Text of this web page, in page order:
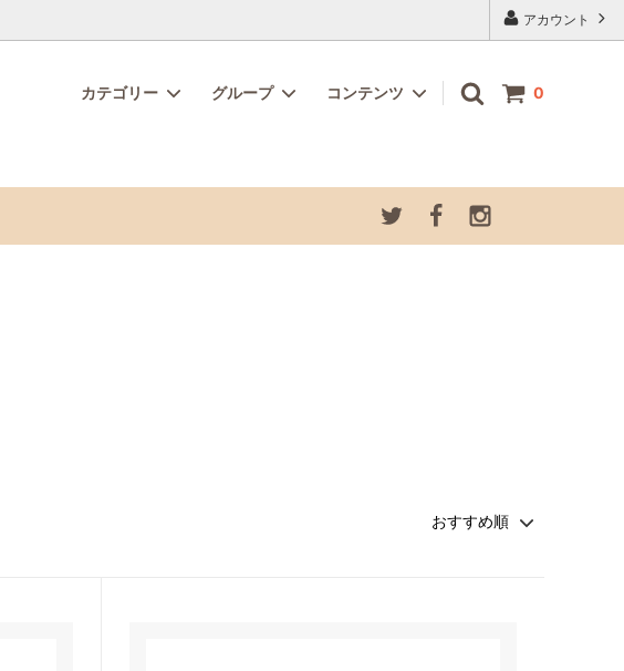
アカウント
0
カテゴリー グループ コンテンツ